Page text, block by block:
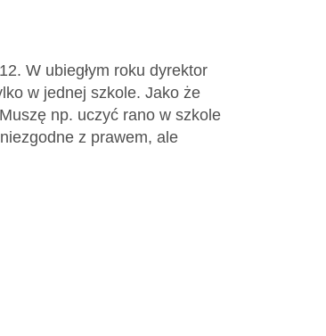
W ubiegłym roku dyrektor
w jednej szkole. Jako że
np. uczyć rano w szkole
z prawem, ale